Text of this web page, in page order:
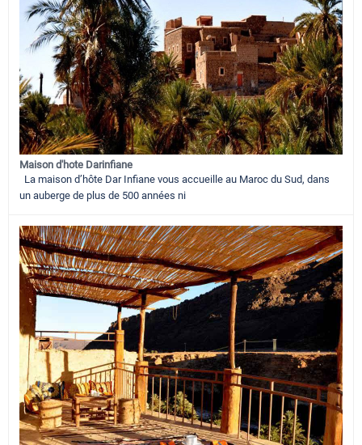
Maison d'hote Darinfiane
La maison d’hôte Dar Infiane vous accueille au Maroc du Sud, dans
un auberge de plus de 500 années ni